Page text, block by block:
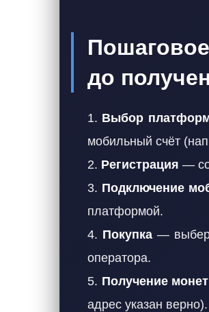
до
1. Выбор
мобильный счёт
2. Регистрация —
3. Подключение
платформой.
4. Покупка—
оператора.
5. Получение монет
адрес указан верно).